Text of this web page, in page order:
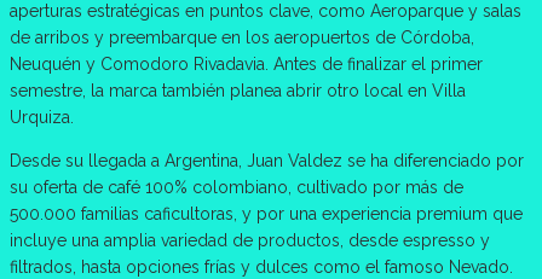
aperturas estratégicas en puntos clave, como Aeroparque y salas
de arribos y preembarque en los aeropuertos de Córdoba,
Neuquén y Comodoro Rivadavia. Antes de finalizar el primer
semestre, la marca también planea abrir otro local en Villa
Urquiza.
Desde su llegada a Argentina, Juan Valdez se ha diferenciado por
su oferta de café 100% colombiano, cultivado por más de
500.000 familias caficultoras, y por una experiencia premium que
incluye una amplia variedad de productos, desde espresso y
filtrados, hasta opciones frías y dulces como el famoso Nevado.